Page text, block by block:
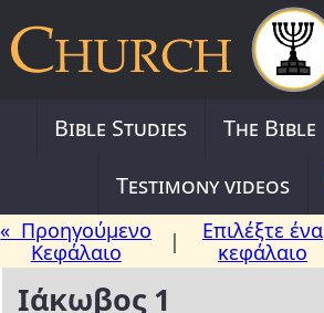
Bible Studies The Bible
Testimony videos
« Προηγούμενο
Κεφάλαιο
|
Επιλέξτε ένα
κεφάλαιο
Ιάκωβος 1